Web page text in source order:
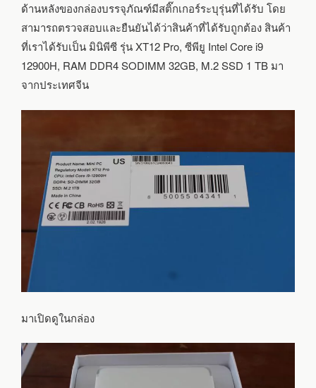
ด้านหลังของกล่องบรรจุภัณฑ์มีสติ๊กเกอร์ระบุรุ่นที่ได้รับ โดย
สามารถตรวจสอบและยืนยันได้ว่าสินค้าที่ได้รับถูกต้อง สินค้า
ที่เราได้รับเป็น มินิพีซี รุ่น XT12 Pro, ซีพียู Intel Core i9
12900H, RAM DDR4 SODIMM 32GB, M.2 SSD 1 TB มา
จากประเทศจีน
มาเปิดดูในกล่อง